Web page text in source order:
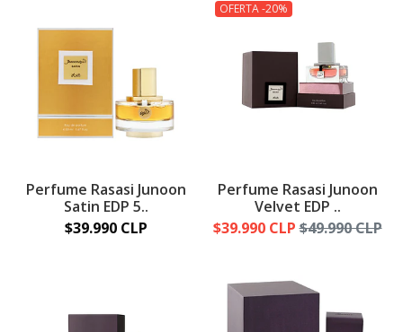
Perfume Rasasi Junoon
Satin EDP 5..
$39.990 CLP
OFERTA -20%
Perfume Rasasi Junoon
Velvet EDP ..
$39.990 CLP $49.990 CLP